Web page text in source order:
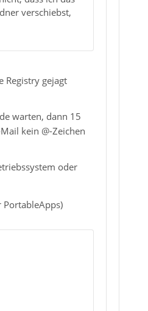
verschiebst,
Registry gejagt
warten, dann 15
kein @-Zeichen
oder
PortableApps)